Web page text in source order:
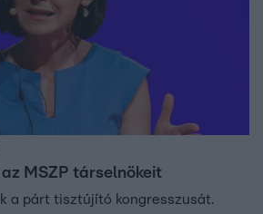
MSZP társelnökeit
a párt tisztújító kongresszusát.